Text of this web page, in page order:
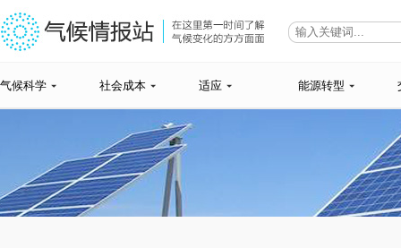
气候科学 社会成本 适应 能源转型